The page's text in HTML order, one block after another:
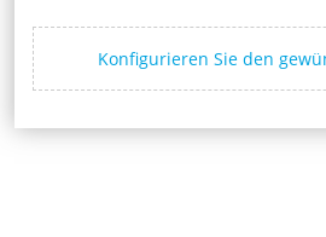
Konfigurieren Sie den